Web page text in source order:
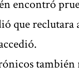
encontró
que reclutara